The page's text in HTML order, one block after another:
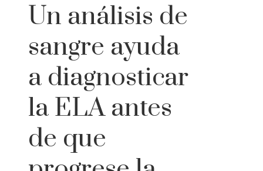
Un análisis de
sangre ayuda
a diagnosticar
la ELA antes
de que